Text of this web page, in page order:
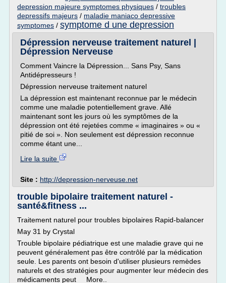
depression majeure symptomes physiques / troubles
depressifs majeurs / maladie maniaco depressive
symptomes / symptome d une depression
Dépression nerveuse traitement naturel |
Dépression Nerveuse
Comment Vaincre la Dépression... Sans Psy, Sans
Antidépresseurs !
Dépression nerveuse traitement naturel
La dépression est maintenant reconnue par le médecin
comme une maladie potentiellement grave. Allé
maintenant sont les jours où les symptômes de la
dépression ont été rejetées comme « imaginaires » ou «
pitié de soi ». Non seulement est dépression reconnue
comme étant une...
Lire la suite
Site : http://depression-nerveuse.net
trouble bipolaire traitement naturel -
santé&fitness ...
Traitement naturel pour troubles bipolaires Rapid-balancer
May 31 by Crystal
Trouble bipolaire pédiatrique est une maladie grave qui ne
peuvent généralement pas être contrôlé par la médication
seule. Les parents ont besoin d'utiliser plusieurs remèdes
naturels et des stratégies pour augmenter leur médecin des
médicaments peut More..